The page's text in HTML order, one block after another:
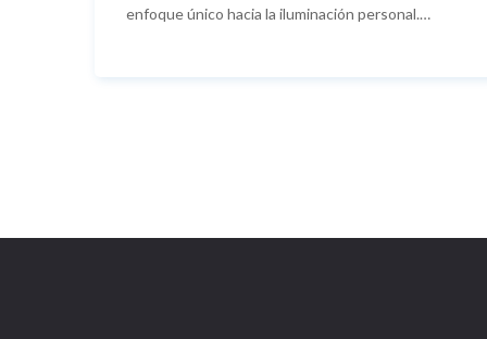
enfoque único hacia la iluminación personal.